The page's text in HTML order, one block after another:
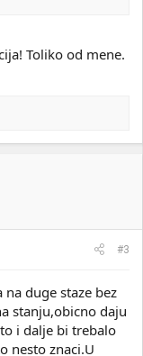
Toliko od mene.
#3
duge staze bez
stanju,obicno daju
i dalje bi trebalo
nesto znaci.U